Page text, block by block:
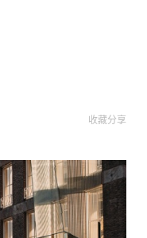
收藏分享